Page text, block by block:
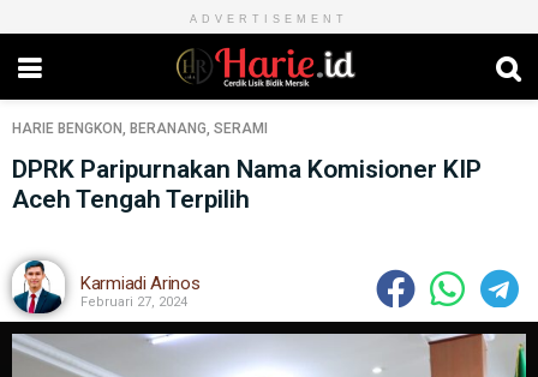
ADVERTISEMENT
HARIE BENGKON, BERANANG, SERAMI
DPRK Paripurnakan Nama Komisioner KIP
Aceh Tengah Terpilih
Karmiadi Arinos
Februari 27, 2024